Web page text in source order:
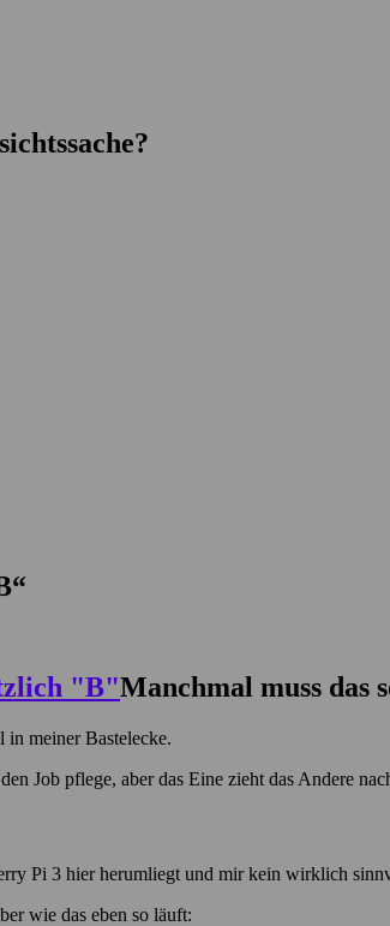
Manchmal muss das
in meiner Bastelecke.
Job pflege, aber das Eine zieht das Andere
Pi 3 hier herumliegt und mir kein wirklich
wie das eben so läuft: